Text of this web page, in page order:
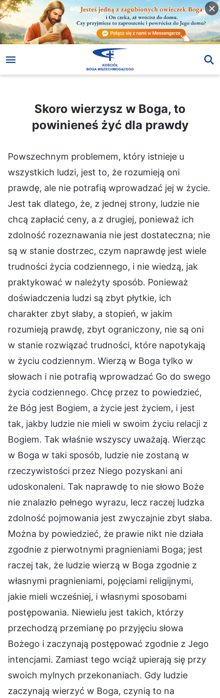
Skoro wierzysz w Boga, to powinieneś żyć dla prawdy
Skoro wierzysz w Boga, to
powinieneś żyć dla prawdy
Powszechnym problemem, który istnieje u
wszystkich ludzi, jest to, że rozumieją oni
prawdę, ale nie potrafią wprowadzać jej w życie.
Jest tak dlatego, że, z jednej strony, ludzie nie
chcą zapłacić ceny, a z drugiej, ponieważ ich
zdolność rozeznawania nie jest dostateczna; nie
są w stanie dostrzec, czym naprawdę jest wiele
trudności życia codziennego, i nie wiedzą, jak
praktykować w należyty sposób. Ponieważ
doświadczenia ludzi są zbyt płytkie, ich
charakter zbyt słaby, a stopień, w jakim
rozumieją prawdę, zbyt ograniczony, nie są oni
w stanie rozwiązać trudności, które napotykają
w życiu codziennym. Wierzą w Boga tylko w
słowach i nie potrafią wprowadzać Go do swego
życia codziennego. Chcę przez to powiedzieć,
że Bóg jest Bogiem, a życie jest życiem, i jest
tak, jakby ludzie nie mieli w swoim życiu relacji z
Bogiem. Tak właśnie wszyscy uważają. Wierząc
w Boga w taki sposób, ludzie nie zostaną w
rzeczywistości przez Niego pozyskani ani
udoskonaleni. Tak naprawdę to nie słowo Boże
nie znalazło pełnego wyrazu, lecz raczej ludzka
zdolność pojmowania jest zwyczajnie zbyt słaba.
Można by powiedzieć, że prawie nikt nie działa
zgodnie z pierwotnymi pragnieniami Boga; jest
raczej tak, że ludzie wierzą w Boga zgodnie z
własnymi pragnieniami, pojęciami religijnymi,
jakie mieli wcześniej, i własnymi sposobami
postępowania. Niewielu jest takich, którzy
przechodzą przemianę po przyjęciu słowa
Bożego i zaczynają postępować zgodnie z Jego
intencjami. Zamiast tego wciąż upierają się przy
swoich mylnych przekonaniach. Gdy ludzie
zaczynają wierzyć w Boga, czynią to na